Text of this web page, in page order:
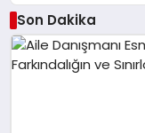
Son Dakika